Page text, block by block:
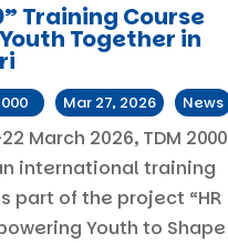
Training Course
Together in
| Mar 27, 2026 | News
March 2026, TDM 2000
international training
part of the project “HR
Youth to Shape